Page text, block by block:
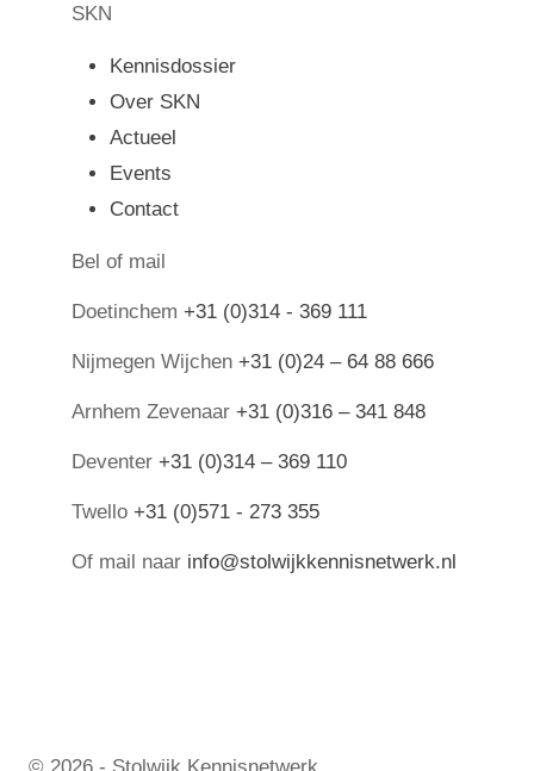
SKN
Kennisdossier
Over SKN
Actueel
Events
Contact
Bel of mail
Doetinchem +31 (0)314 - 369 111
Nijmegen Wijchen +31 (0)24 – 64 88 666
Arnhem Zevenaar +31 (0)316 – 341 848
Deventer +31 (0)314 – 369 110
Twello +31 (0)571 - 273 355
Of mail naar info@stolwijkkennisnetwerk.nl
© 2026 - Stolwijk Kennisnetwerk